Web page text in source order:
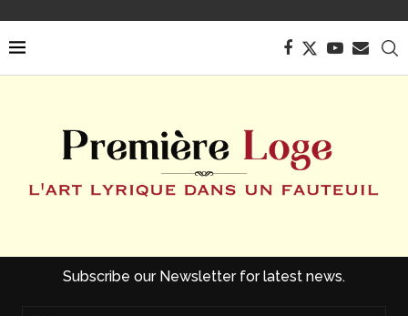
Subscribe our Newsletter for latest news.